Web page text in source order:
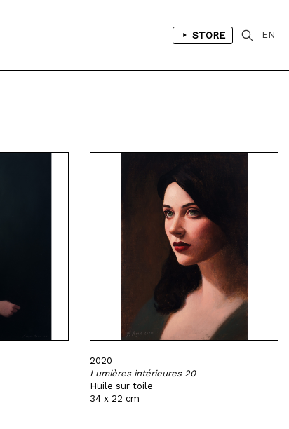
STORE EN
2020
Lumières intérieures 20
Huile sur toile
34 x 22 cm